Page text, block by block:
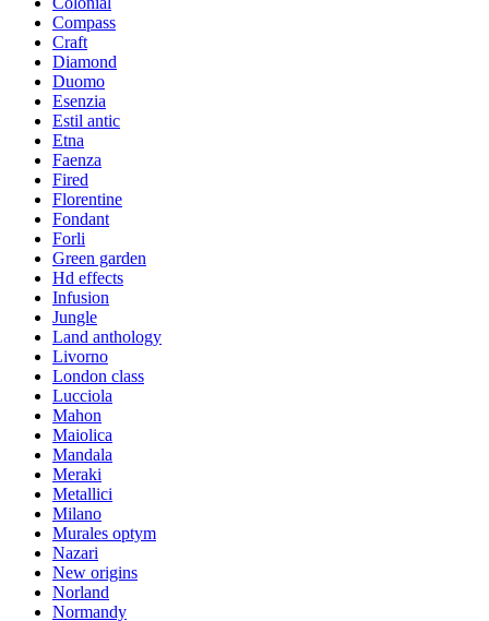
Compass
Craft
Diamond
Duomo
Esenzia
Estil antic
Etna
Faenza
Fired
Florentine
Fondant
Forli
Green garden
Hd effects
Infusion
Jungle
Land anthology
Livorno
London class
Lucciola
Mahon
Maiolica
Mandala
Meraki
Metallici
Milano
Murales optym
Nazari
New origins
Norland
Normandy